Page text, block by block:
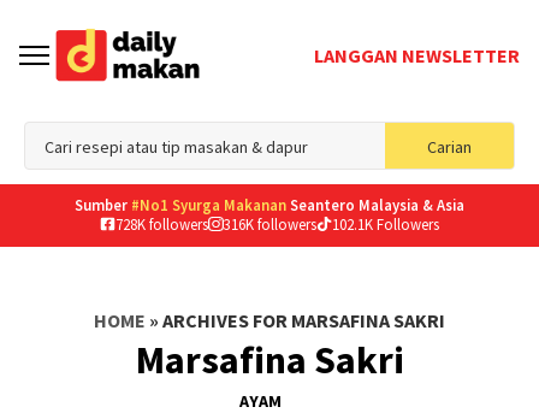
LANGGAN NEWSLETTER
Carian
for:
Sumber #No1 Syurga MakananSeantero Malaysia & Asia
728K followers
316K followers 102.1K Followers
HOME » ARCHIVES FOR MARSAFINA SAKRI
Marsafina Sakri
AYAM